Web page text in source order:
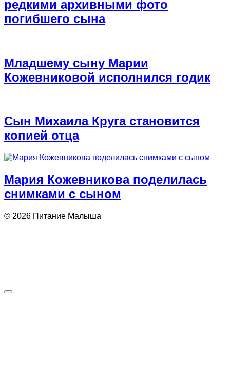
редкими архивными фото
погибшего сына
Младшему сыну Марии
Кожевниковой исполнился годик
Сын Михаила Круга становится
копией отца
Мария Кожевникова поделилась
снимками с сыном
© 2026 Питание Малыша